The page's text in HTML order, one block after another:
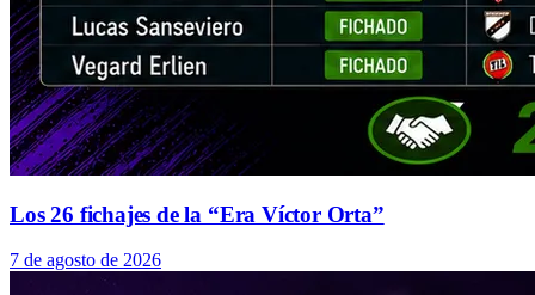
Los 26 fichajes de la “Era Víctor Orta”
7 de agosto de 2026